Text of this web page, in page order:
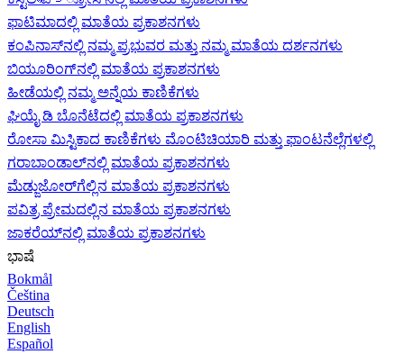
ಫಾಟಿಮಾದಲ್ಲಿ ಮಾತೆಯ ಪ್ರಕಾಶನಗಳು
ಕಂಪಿನಾಸ್‌ನಲ್ಲಿ ನಮ್ಮ ಪ್ರಭುವರ ಮತ್ತು ನಮ್ಮ ಮಾತೆಯ ದರ್ಶನಗಳು
ಬಿಯೂರಿಂಗ್‌ನಲ್ಲಿ ಮಾತೆಯ ಪ್ರಕಾಶನಗಳು
ಹೀಡೆಯಲ್ಲಿ ನಮ್ಮ ಅನ್ನೆಯ ಕಾಣಿಕೆಗಳು
ಘಿಯೈ ಡಿ ಬೊನೆಟೆದಲ್ಲಿ ಮಾತೆಯ ಪ್ರಕಾಶನಗಳು
ರೋಸಾ ಮಿಸ್ಟಿಕಾದ ಕಾಣಿಕೆಗಳು ಮೊಂಟಿಚಿಯಾರಿ ಮತ್ತು ಫಾಂಟನೆಲ್ಲೆಗಳಲ್ಲಿ
ಗರಾಬಾಂಡಾಲ್‌ನಲ್ಲಿ ಮಾತೆಯ ಪ್ರಕಾಶನಗಳು
ಮೆಡ್ಜುಜೋರ್‌ಗೆಲ್ಲಿನ ಮಾತೆಯ ಪ್ರಕಾಶನಗಳು
ಪವಿತ್ರ ಪ್ರೇಮದಲ್ಲಿನ ಮಾತೆಯ ಪ್ರಕಾಶನಗಳು
ಜಾಕರೆಯ್‌ನಲ್ಲಿ ಮಾತೆಯ ಪ್ರಕಾಶನಗಳು
ಭಾಷೆ
Bokmål
Čeština
Deutsch
English
Español